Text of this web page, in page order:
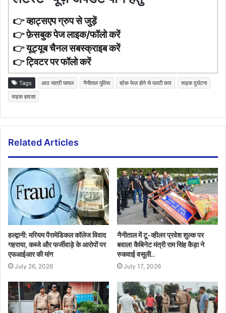
👉व्हाट्सएप ग्रुप से जुड़ें
👉फ़ेसबुक पेज लाइक/फॉलो करें
👉यूट्यूब चैनल सबस्क्राइब करें
👉ट्विटर पर फॉलो करें
Tags आठ यात्री घायल नैनीताल पुलिस ब्रेक फेल होने से पलटी कार
सड़क दुर्घटना
सड़क हादसा
Related Articles
हल्द्वानी: मरियम पैरामेडिकल कॉलेज विवाद
गहराया, कब्जे और फर्जीवाड़े के आरोपों पर
एफआईआर की मांग
July 26, 2026
नैनीताल में टू-व्हीलर प्रवेश शुल्क पर
बवाल! कैबिनेट मंत्री राम सिंह कैड़ा ने
रुकवाई वसूली..
July 17, 2026